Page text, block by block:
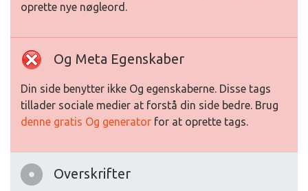
oprette nye nøgleord.
Og Meta Egenskaber
Din side benytter ikke Og egenskaberne. Disse tags
tillader sociale medier at forstå din side bedre. Brug
denne gratis Og generator for at oprette tags.
Overskrifter